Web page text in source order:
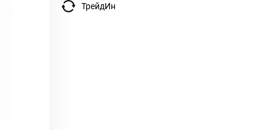
ТрейдИн